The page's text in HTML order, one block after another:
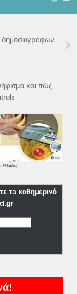
δημοσιογράφων
και πώς
το καθημερινό